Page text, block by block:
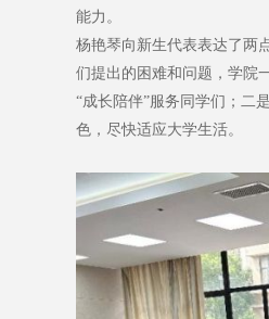
能力。
杨艳琴向新生代表表达了两
们提出的困难和问题，学院
“成长陪伴”服务同学们；二
色，尽快适应大学生活。